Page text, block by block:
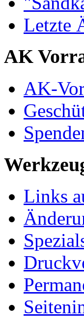
Letzte
AK
AK-
Links